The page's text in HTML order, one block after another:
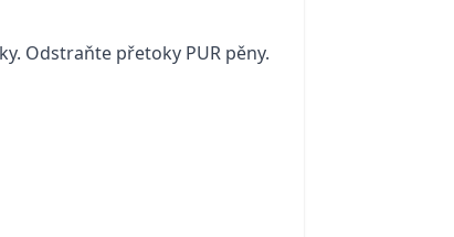
Odstraňte přetoky PUR pěny.